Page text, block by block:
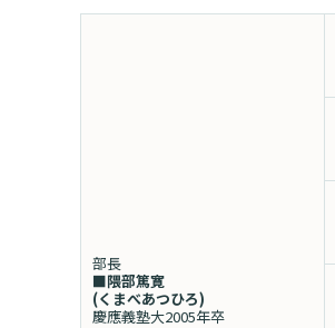
部長
■隈部篤寛
(くまべあつひろ)
慶應義塾大2005年卒